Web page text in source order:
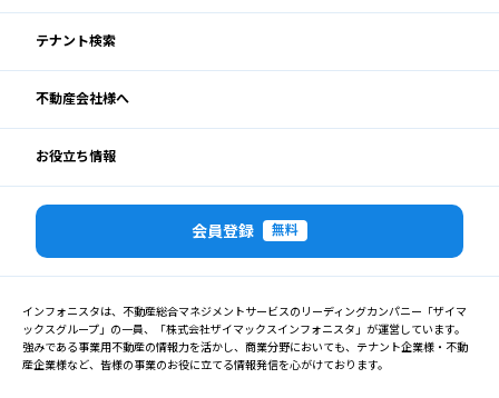
テナント検索
不動産会社様へ
お役立ち情報
会員登録 無料
インフォニスタは、不動産総合マネジメントサービスのリーディングカンパニー「ザイマ
ックスグループ」の一員、「株式会社ザイマックスインフォニスタ」が運営しています。
強みである事業用不動産の情報力を活かし、商業分野においても、テナント企業様・不動
産企業様など、皆様の事業のお役に立てる情報発信を心がけております。